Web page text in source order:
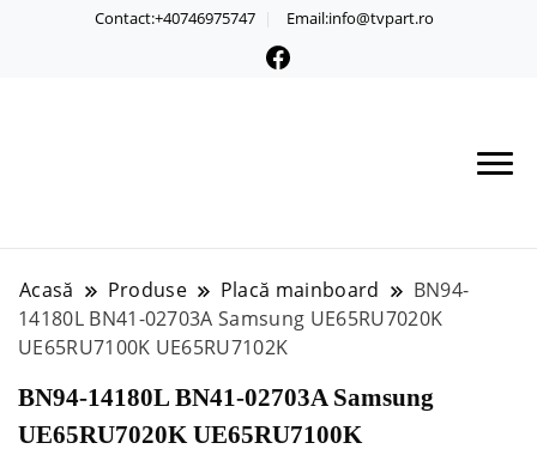
Contact:+40746975747 Email:info@tvpart.ro
Acasă Produse Placă mainboard
BN94-
14180L BN41-02703A Samsung UE65RU7020K
UE65RU7100K UE65RU7102K
BN94-14180L BN41-02703A Samsung
UE65RU7020K UE65RU7100K